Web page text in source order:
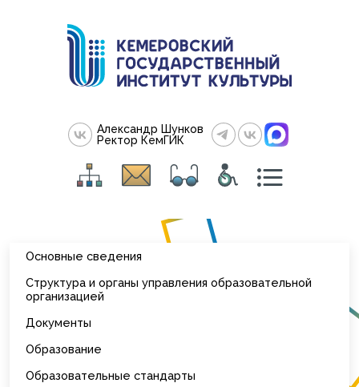
Александр Шунков
Ректор КемГИК
Основные сведения
Структура и органы управления образовательной
организацией
Документы
Образование
Образовательные стандарты